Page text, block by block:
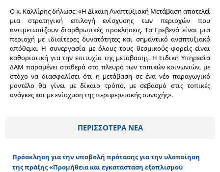
Ο κ. Καλλίρης δήλωσε: «Η Δίκαιη Αναπτυξιακή Μετάβαση αποτελεί
μια στρατηγική επιλογή ενίσχυσης των περιοχών που
αντιμετωπίζουν διαρθρωτικές προκλήσεις. Τα Γρεβενά είναι μια
περιοχή με ιδιαίτερες δυνατότητες και σημαντικό αναπτυξιακό
απόθεμα. Η συνεργασία με όλους τους θεσμικούς φορείς είναι
καθοριστική για την επιτυχία της μετάβασης. Η Ειδική Υπηρεσία
ΔΑΜ παραμένει σταθερά στο πλευρό των τοπικών κοινωνιών, με
στόχο να διασφαλίσει ότι η μετάβαση σε ένα νέο παραγωγικό
μοντέλο θα γίνει με δίκαιο τρόπο, με σεβασμό στις τοπικές
ανάγκες και με ενίσχυση της περιφερειακής συνοχής».
ΠΕΡΙΣΣΟΤΕΡΑ ΝΕΑ
Πρόσκληση για την υποβολή πρότασης για την υλοποίηση
της πράξης «Προμήθεια και εγκατάσταση εξοπλισμού